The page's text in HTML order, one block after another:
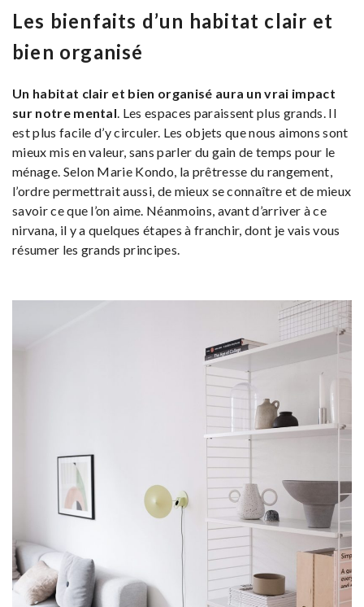
Les bienfaits d’un habitat clair et
bien organisé
Un habitat clair et bien organisé aura un vrai impact
sur notre mental . Les espaces paraissent plus grands. Il
est plus facile d’y circuler. Les objets que nous aimons sont
mieux mis en valeur, sans parler du gain de temps pour le
ménage. Selon Marie Kondo, la prêtresse du rangement,
l’ordre permettrait aussi, de mieux se connaître et de mieux
savoir ce que l’on aime. Néanmoins, avant d’arriver à ce
nirvana, il y a quelques étapes à franchir, dont je vais vous
résumer les grands principes.